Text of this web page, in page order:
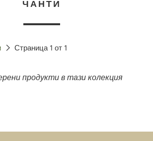
ЧАНТИ
Страница 1 от 1
продукти в тази колекция